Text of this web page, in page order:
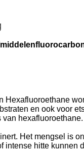
Hexafluoroethane
en ook voor
hexafluoroethane.
Het mengsel is
intense hitte kunnen